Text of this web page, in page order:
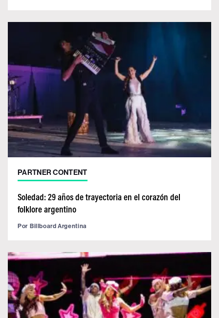
PARTNER CONTENT
Soledad: 29 años de trayectoria en el corazón del
folklore argentino
Por Billboard Argentina